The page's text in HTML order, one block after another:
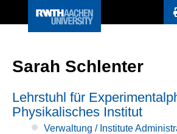
Sarah Schlenter
Lehrstuhl für
Physikalisches Institut
Verwaltung / Institute